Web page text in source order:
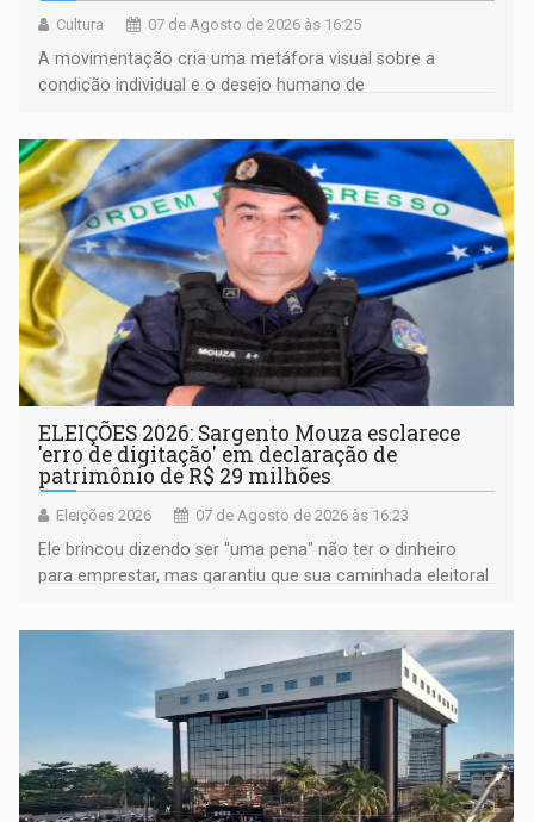
Cultura 07 de Agosto de 2026 às 16:25
A movimentação cria uma metáfora visual sobre a
condição individual e o desejo humano de
ELEIÇÕES 2026: Sargento Mouza esclarece
'erro de digitação' em declaração de
patrimônio de R$ 29 milhões
Eleições 2026 07 de Agosto de 2026 às 16:23
Ele brincou dizendo ser "uma pena" não ter o dinheiro
para emprestar, mas garantiu que sua caminhada eleitoral